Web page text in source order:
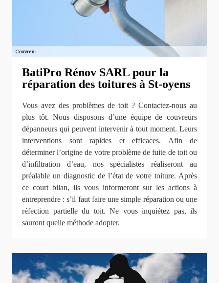
BatiPro Rénov SARL pour la
réparation des toitures à St-oyens
Vous avez des problèmes de toit ? Contactez-nous au
plus tôt. Nous disposons d’une équipe de couvreurs
dépanneurs qui peuvent intervenir à tout moment. Leurs
interventions sont rapides et efficaces. Afin de
déterminer l’origine de votre problème de fuite de toit ou
d’infiltration d’eau, nos spécialistes réaliseront au
préalable un diagnostic de l’état de votre toiture. Après
ce court bilan, ils vous informeront sur les actions à
entreprendre : s’il faut faire une simple réparation ou une
réfection partielle du toit. Ne vous inquiétez pas, ils
sauront quelle méthode adopter.